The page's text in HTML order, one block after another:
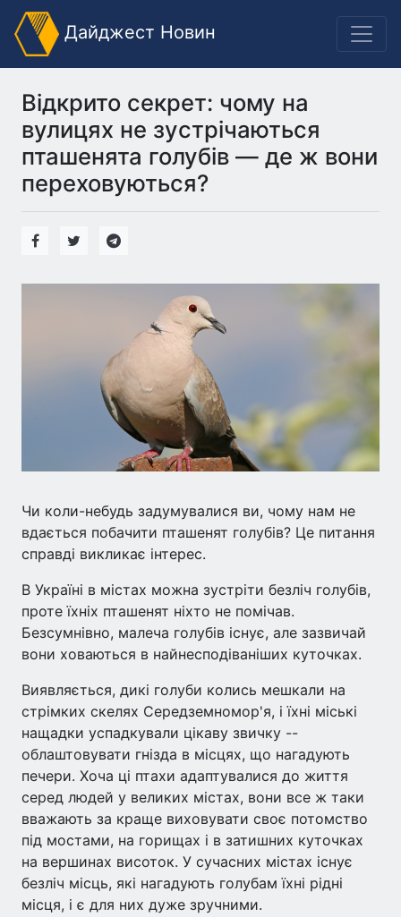
Дайджест Новин
Відкрито секрет: чому на
вулицях не зустрічаються
пташенята голубів — де ж вони
переховуються?
Чи коли-небудь задумувалися ви, чому нам не
вдається побачити пташенят голубів? Це питання
справді викликає інтерес.
В Україні в містах можна зустріти безліч голубів,
проте їхніх пташенят ніхто не помічав.
Безсумнівно, малеча голубів існує, але зазвичай
вони ховаються в найнесподіваніших куточках.
Виявляється, дикі голуби колись мешкали на
стрімких скелях Середземномор'я, і їхні міські
нащадки успадкували цікаву звичку --
облаштовувати гнізда в місцях, що нагадують
печери. Хоча ці птахи адаптувалися до життя
серед людей у великих містах, вони все ж таки
вважають за краще виховувати своє потомство
під мостами, на горищах і в затишних куточках
на вершинах висоток. У сучасних містах існує
безліч місць, які нагадують голубам їхні рідні
місця, і є для них дуже зручними.